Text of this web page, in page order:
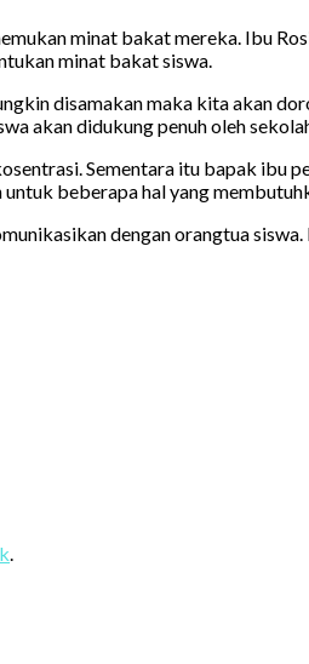
minat bakat mereka. Ibu
minat bakat siswa.
disamakan maka kita akan
akan didukung penuh oleh
Sementara itu bapak
beberapa hal yang
dengan orangtua
.